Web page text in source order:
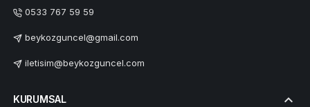
0533 767 59 59
beykozguncel@gmail.com
iletisim@beykozguncel.com
KURUMSAL